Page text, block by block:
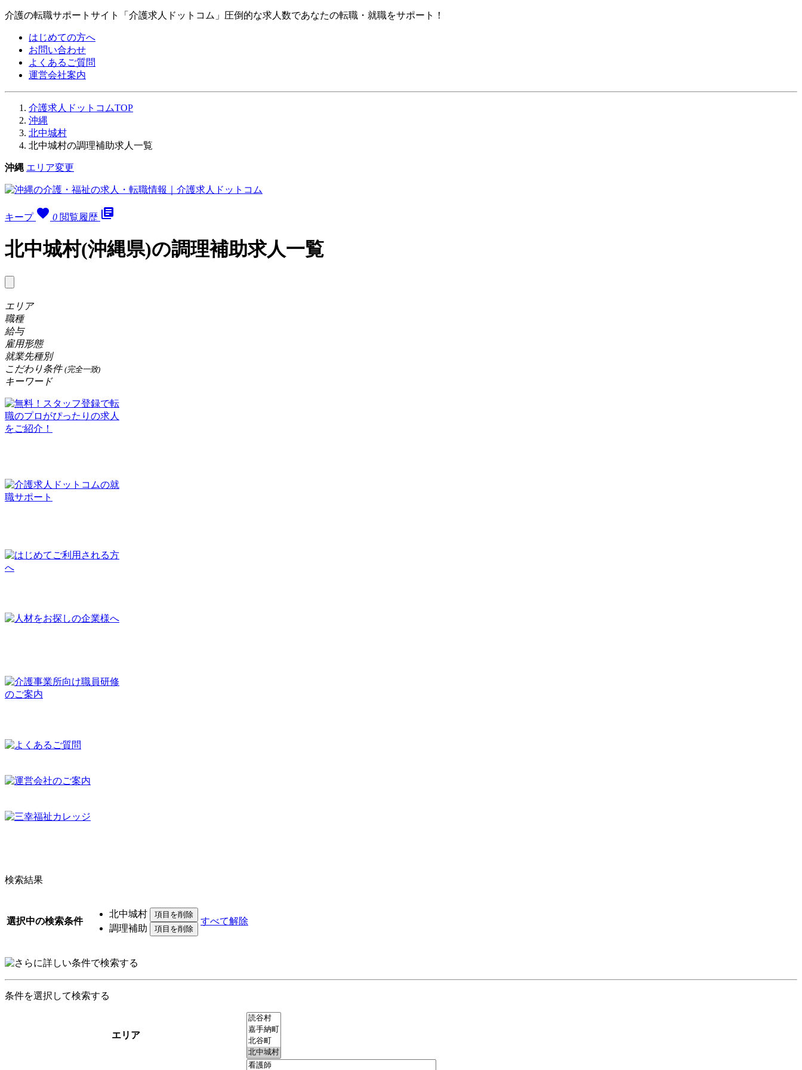
介護の転職サポートサイト「介護求人ドットコム」圧倒的な求人数であなたの転職・就職をサポート！
はじめての方へ
お問い合わせ
よくあるご質問
運営会社案内
介護求人ドットコムTOP
沖縄
北中城村
北中城村の調理補助求人一覧
沖縄 エリア変更
キープ favorite 0 閲覧履歴 library_books
北中城村(沖縄県)の調理補助求人一覧
エリア
職種
給与
雇用形態
就業先種別
こだわり条件 (完全一致)
キーワード
検索結果
選択中の検索条件
北中城村
調理補助
すべて解除
条件を選択して検索する
エリア